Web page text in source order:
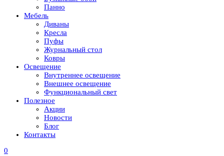
Панно
Мебель
Диваны
Кресла
Пуфы
Журнальный стол
Ковры
Освещение
Внутреннее освещение
Внешнее освещение
Функциональный свет
Полезное
Акции
Новости
Блог
Контакты
0